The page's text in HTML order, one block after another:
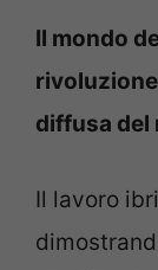
Il mondo
diffusa del
Il lavoro